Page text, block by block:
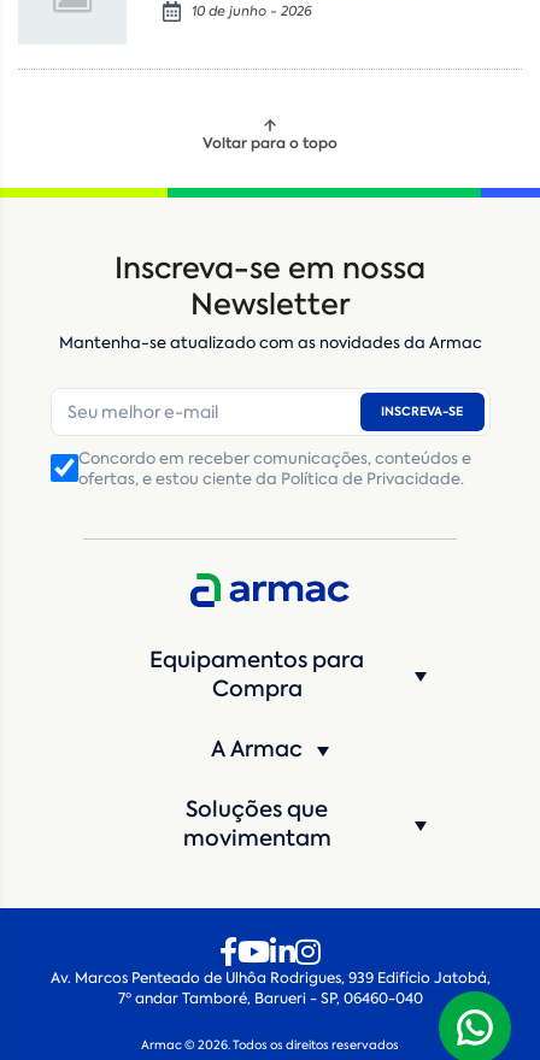
10 de junho - 2026
Voltar para o topo
Inscreva-se em nossa
Newsletter
Mantenha-se atualizado com as novidades da Armac
INSCREVA-SE
Concordo em receber comunicações, conteúdos e
ofertas, e estou ciente da Política de Privacidade.
Equipamentos para
Compra
A Armac
Soluções que
movimentam
Av. Marcos Penteado de Ulhôa Rodrigues, 939 Edifício Jatobá,
7º andar Tamboré, Barueri - SP, 06460-040
Armac © 2026. Todos os direitos reservados
Locação Compra de seminovos
E-mail*
Número de telefone*
CNPJ Inscrição Estadual(Produtor Rural)
Máquina de interesse*
Qual o período de locação? *